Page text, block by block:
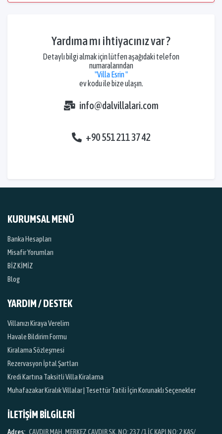
Yardıma mı ihtiyacınız var ?
Detaylı bilgi almak için lütfen aşağıdaki telefon
numaralarından
"Villa Esrin "
ev kodu ile bize ulaşın.
info@dalvillalari.com
+90 551 211 37 42
KURUMSAL MENÜ
Banka Hesapları
Misafir Yorumları
BİZ KİMİZ
Blog
YARDIM / DESTEK
Villanızı Kiraya Verelim
Havale Bildirim Formu
Kiralama Sözleşmesi
Rezervasyon İptal Şartları
Kredi Kartına Taksitli Villa Kiralama
Muhafazakar Kiralık Villalar | Tesettür Tatili İçin Korunaklı Seçenekler
İLETİŞİM BİLGİLERİ
Adres: ÇAVDIR MAH. MERKEZ ÇAVDIR SK. NO: 237 /1 İÇ KAPI NO: 2 KAŞ/